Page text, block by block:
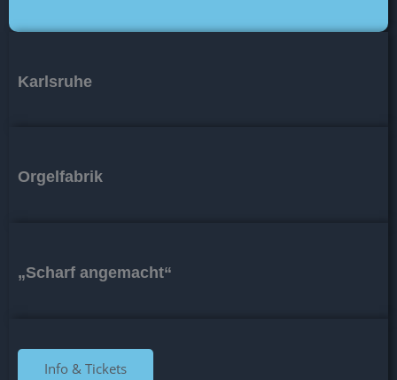
Karlsruhe
Orgelfabrik
„Scharf angemacht“
Info & Tickets